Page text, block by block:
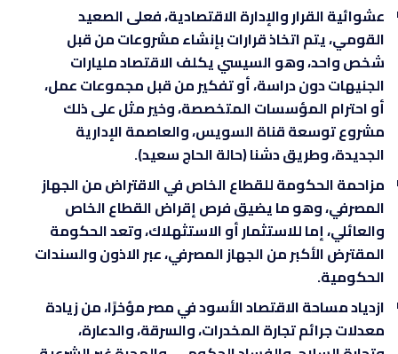
عشوائية القرار والإدارة الاقتصادية، فعلى الصعيد
القومي، يتم اتخاذ قرارات بإنشاء مشروعات من قبل
شخص واحد، وهو السيسي يكلف الاقتصاد مليارات
الجنيهات دون دراسة، أو تفكير من قبل مجموعات عمل،
أو احترام المؤسسات المتخصصة، وخير مثل على ذلك
مشروع توسعة قناة السويس، والعاصمة الإدارية
الجديدة، وطريق دشنا (حالة الحاج سعيد).
مزاحمة الحكومة للقطاع الخاص في الاقتراض من الجهاز
المصرفي، وهو ما يضيق فرص إقراض القطاع الخاص
والعائلي، إما للاستثمار أو الاستثهلاك، وتعد الحكومة
المقترض الأكبر من الجهاز المصرفي، عبر الاذون والسندات
الحكومية.
ازدياد مساحة الاقتصاد الأسود في مصر مؤخرًا، من زيادة
معدلات جرائم تجارة المخدرات، والسرقة، والدعارة،